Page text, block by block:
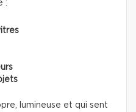
:
lumineuse et qui sent